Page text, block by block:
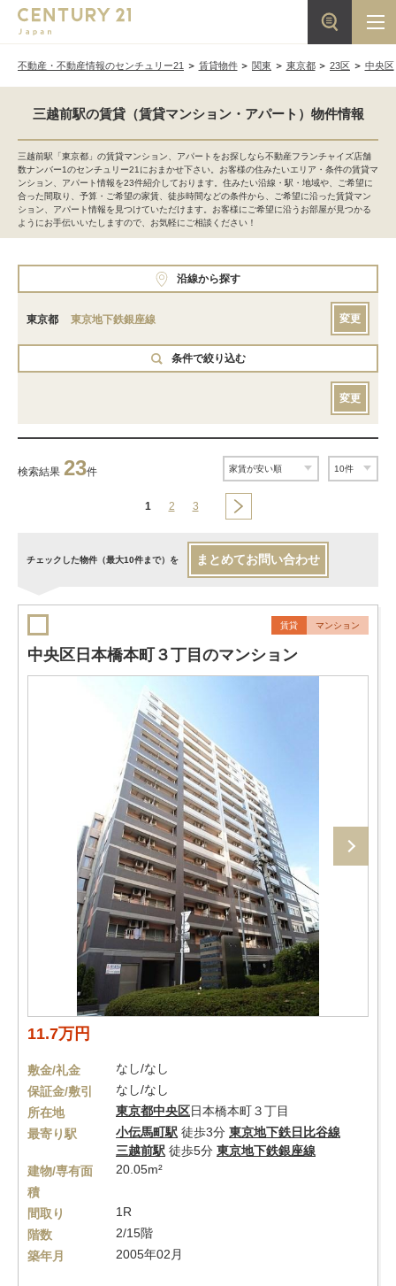
不動産・不動産情報のセンチュリー21 賃貸物件 関東 東京都 23区 中央区
三越前駅の賃貸（賃貸マンション・アパート）物件情報
三越前駅「東京都」の賃貸マンション、アパートをお探しなら不動産フランチャイズ店舗
数ナンバー1のセンチュリー21におまかせ下さい。お客様の住みたいエリア・条件の賃貸マ
ンション、アパート情報を23件紹介しております。住みたい沿線・駅・地域や、ご希望に
合った間取り、予算・ご希望の家賃、徒歩時間などの条件から、ご希望に沿った賃貸マン
ション、アパート情報を見つけていただけます。お客様にご希望に沿うお部屋が見つかる
ようにお手伝いいたしますので、お気軽にご相談ください！
沿線から探す
東京都 東京地下鉄銀座線 変更
条件で絞り込む
変更
検索結果 23件
1 2 3
チェックした物件（最大10件まで）を まとめてお問い合わせ
賃貸 マンション
中央区日本橋本町３丁目のマンション
11.7万円
敷金/礼金
なし/なし
保証金/敷引
なし/なし
所在地
東京都中央区日本橋本町３丁目
最寄り駅
小伝馬町駅 徒歩3分 東京地下鉄日比谷線
三越前駅 徒歩5分 東京地下鉄銀座線
建物/専有面
積
20.05m²
間取り
1R
階数
2/15階
築年月
2005年02月